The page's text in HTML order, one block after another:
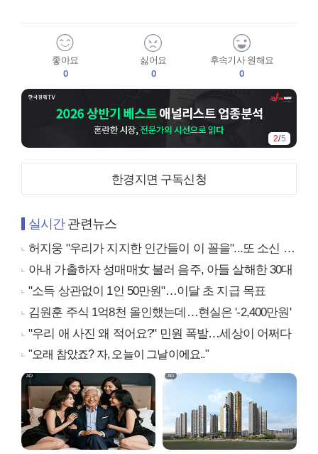
좋아요
0
싫어요
0
후속기사 원해요
0
2/5
한경지면 구독신청
실시간관련뉴스
허지웅 "우리가 지지한 인간들이 이 꼴을"...또 소신 발언
아내 가출하자 성매매女 불러 음주, 아들 살해한 30대
"소득 상관없이 1인 50만원"…이달 초 지급 목표
김원훈 주식 1억8천 올인했는데…현실은 '-2,400만원'
"우리 애 사진 왜 적어요?" 민원 폭발…세상이 어쩌다
"오래 참았죠? 자, 오늘이 그날이에요.."